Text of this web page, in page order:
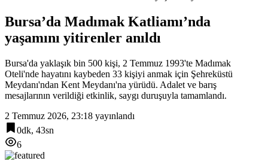
Bursa’da Madımak Katliamı’nda
yaşamını yitirenler anıldı
Bursa'da yaklaşık bin 500 kişi, 2 Temmuz 1993'te Madımak
Oteli'nde hayatını kaybeden 33 kişiyi anmak için Şehreküstü
Meydanı'ndan Kent Meydanı'na yürüdü. Adalet ve barış
mesajlarının verildiği etkinlik, saygı duruşuyla tamamlandı.
2 Temmuz 2026, 23:18 yayınlandı
0dk, 43sn
6